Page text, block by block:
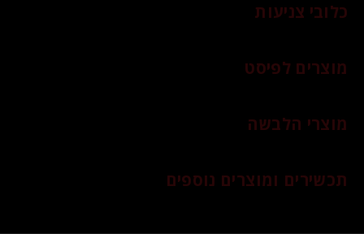
כלובי צניעות
מוצרים לפיסט
מוצרי הלבשה
תכשירים ומוצרים נוספים